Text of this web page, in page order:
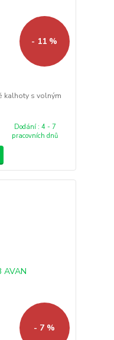
- 11 %
kalhoty s volným
Dodání : 4 - 7
pracovních dnů
- 7 %